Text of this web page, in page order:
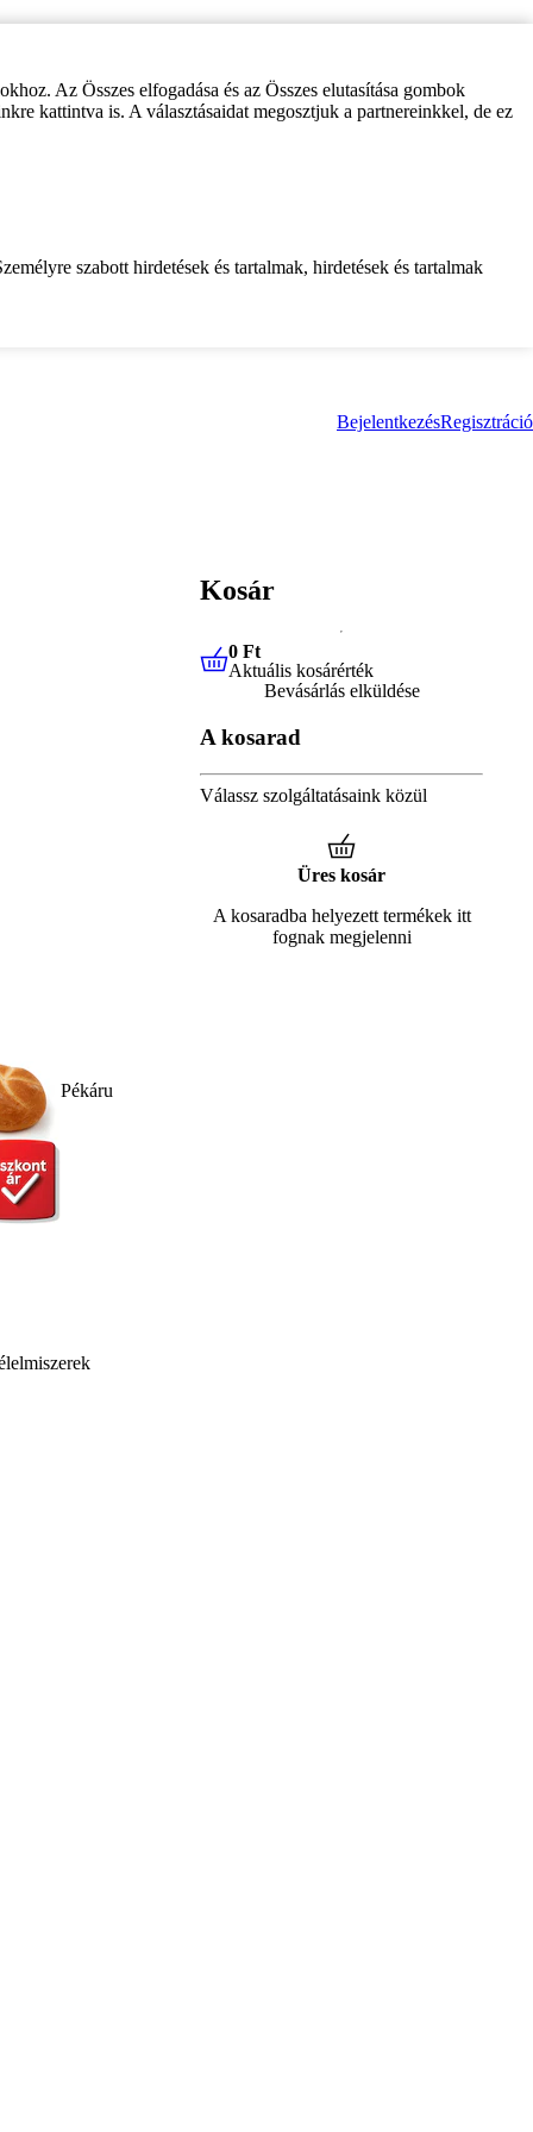
Az Összes elfogadása és az Összes elutasítása gombok
kattintva is. A választásaidat megosztjuk a partnereinkkel, de ez
szabott hirdetések és tartalmak, hirdetések és tartalmak
BejelentkezésRegisztráció
Pékáru
Kosár
0 FtAktuális kosárérték
0 Ft
Aktuális kosárérték
Bevásárlás elküldése
A kosarad
Válassz szolgáltatásaink közül
Üres kosár
A kosaradba helyezett termékek itt
fognak megjelenni